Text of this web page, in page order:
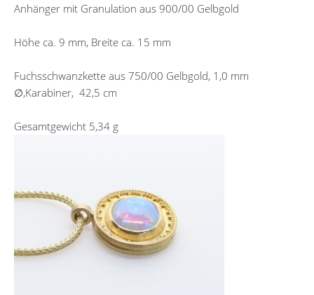
Anhänger mit Granulation aus 900/00 Gelbgold
Höhe ca. 9 mm, Breite ca. 15 mm
Fuchsschwanzkette aus 750/00 Gelbgold, 1,0 mm
∅,Karabiner, 42,5 cm
Gesamtgewicht 5,34 g